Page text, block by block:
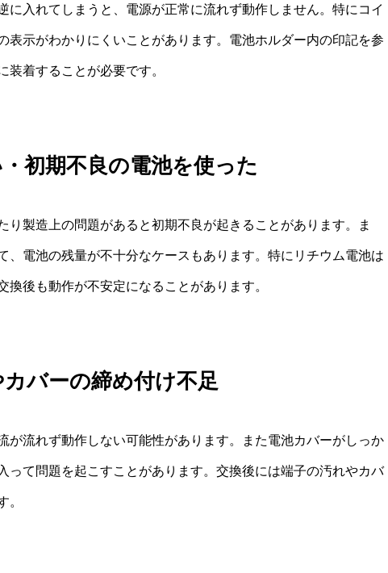
に入れてしまうと、電源が正常に流れず動作しません。特にコイ
表示がわかりにくいことがあります。電池ホルダー内の印記を参
装着することが必要です。
初期不良の電池を使った
り製造上の問題があると初期不良が起きることがあります。ま
、電池の残量が不十分なケースもあります。特にリチウム電池は
後も動作が不安定になることがあります。
バーの締め付け不足
が流れず動作しない可能性があります。また電池カバーがしっか
って問題を起こすことがあります。交換後には端子の汚れやカバ
。